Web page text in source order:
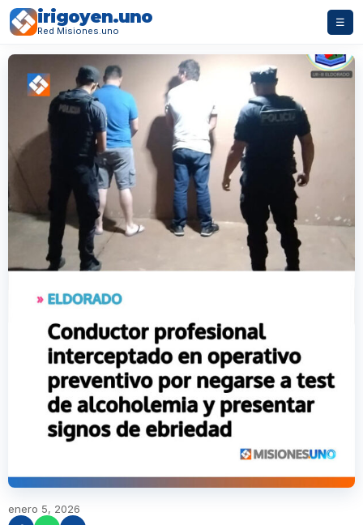
irigoyen.uno
Red Misiones.uno
☰
enero 5, 2026